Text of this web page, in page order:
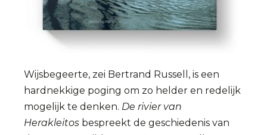
Wijsbegeerte, zei Bertrand Russell, is een
hardnekkige poging om zo helder en redelijk
mogelijk te denken. De rivier van
Herakleitos bespreekt de geschiedenis van